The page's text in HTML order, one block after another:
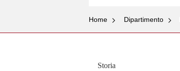
Home Dipartimento
Storia